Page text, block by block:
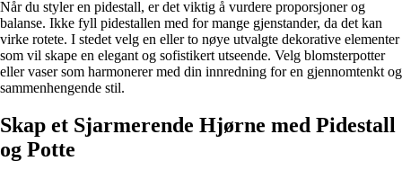
Når du styler en pidestall, er det viktig å vurdere proporsjoner og
balanse. Ikke fyll pidestallen med for mange gjenstander, da det kan
virke rotete. I stedet velg en eller to nøye utvalgte dekorative elementer
som vil skape en elegant og sofistikert utseende. Velg blomsterpotter
eller vaser som harmonerer med din innredning for en gjennomtenkt og
sammenhengende stil.
Skap et Sjarmerende Hjørne med Pidestall
og Potte